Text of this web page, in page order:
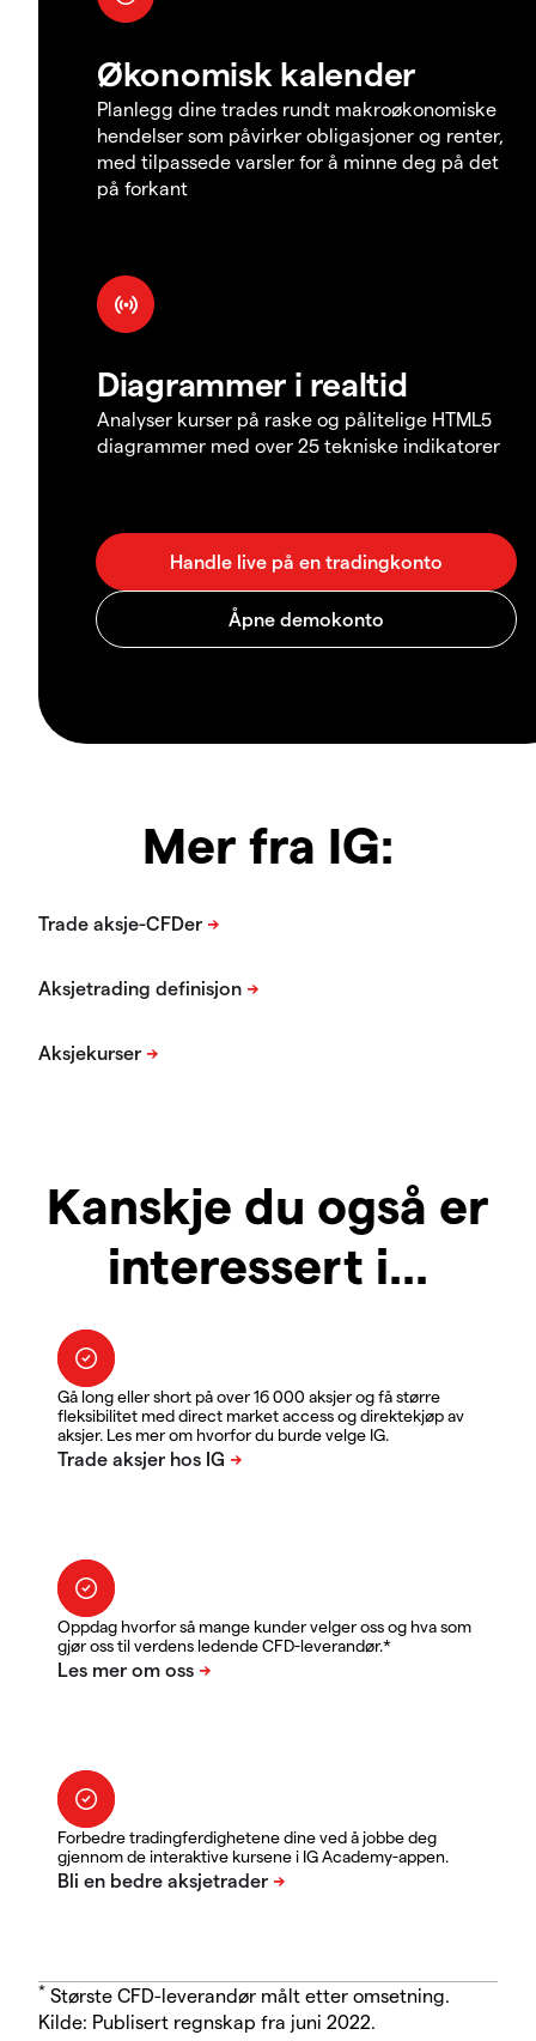
Økonomisk kalender
Planlegg dine trades rundt makroøkonomiske
hendelser som påvirker obligasjoner og renter,
med tilpassede varsler for å minne deg på det
på forkant
Diagrammer i realtid
Analyser kurser på raske og pålitelige HTML5
diagrammer med over 25 tekniske indikatorer
Mer fra IG:
Kanskje du også er
interessert i...
Gå long eller short på over 16 000 aksjer og få større
fleksibilitet med direct market access og direktekjøp av
aksjer. Les mer om hvorfor du burde velge IG.
Oppdag hvorfor så mange kunder velger oss og hva som
gjør oss til verdens ledende CFD-leverandør.*
Forbedre tradingferdighetene dine ved å jobbe deg
gjennom de interaktive kursene i IG Academy-appen.
* Største CFD-leverandør målt etter omsetning.
Kilde: Publisert regnskap fra juni 2022.